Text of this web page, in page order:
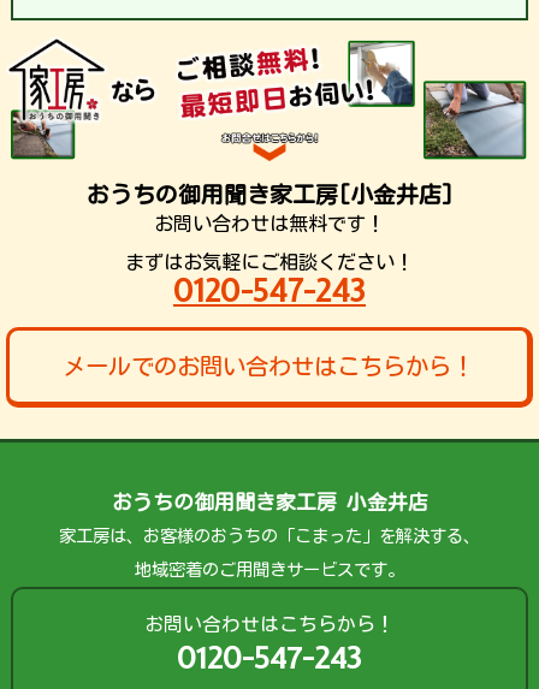
おうちの御用聞き家工房[小金井店]
お問い合わせは無料です！
まずはお気軽にご相談ください！
0120-547-243
メールでのお問い合わせはこちらから！
おうちの御用聞き家工房 小金井店
家工房は、お客様のおうちの「こまった」を解決する、
地域密着のご用聞きサービスです。
お問い合わせはこちらから！
0120-547-243